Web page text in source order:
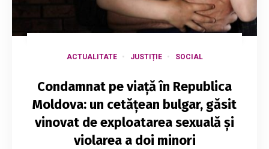
ACTUALITATE JUSTIȚIE SOCIAL
Condamnat pe viață în Republica
Moldova: un cetățean bulgar, găsit
vinovat de exploatarea sexuală și
violarea a doi minori